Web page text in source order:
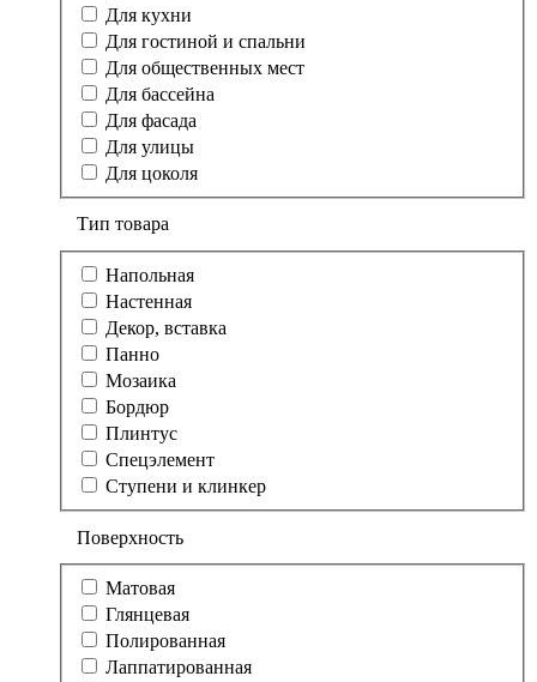
Для кухни
Для гостиной и спальни
Для общественных мест
Для бассейна
Для фасада
Для улицы
Для цоколя
Тип товара
Напольная
Настенная
Декор, вставка
Панно
Мозаика
Бордюр
Плинтус
Спецэлемент
Ступени и клинкер
Поверхность
Матовая
Глянцевая
Полированная
Лаппатированная